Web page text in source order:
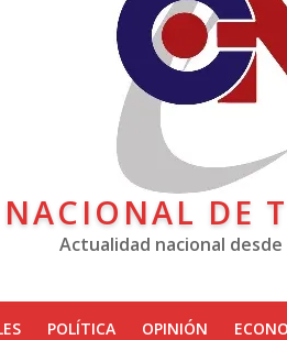
DE
Actualidad nacional
POLÍTICA OPINIÓN